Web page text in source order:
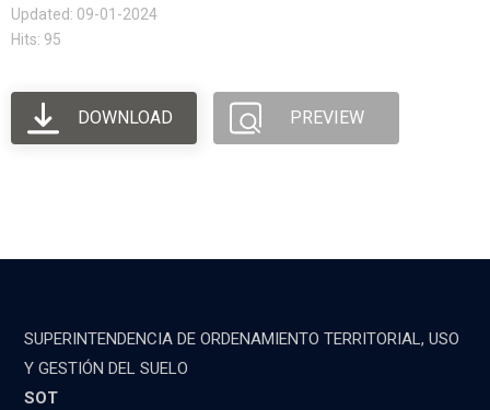
Updated: 09-01-2024
Hits: 95
DOWNLOAD PREVIEW
SUPERINTENDENCIA DE ORDENAMIENTO TERRITORIAL, USO
Y GESTIÓN DEL SUELO
SOT